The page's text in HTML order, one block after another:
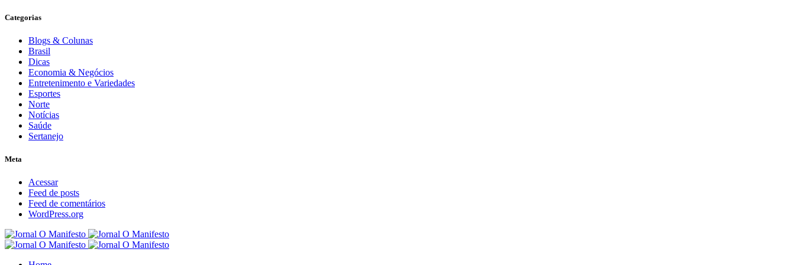
Categorias
Blogs & Colunas
Brasil
Dicas
Economia & Negócios
Entretenimento e Variedades
Esportes
Norte
Notícias
Saúde
Sertanejo
Meta
Acessar
Feed de posts
Feed de comentários
WordPress.org